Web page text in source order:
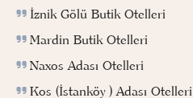
İznik Gölü Butik Otelleri
Mardin Butik Otelleri
Naxos Adası Otelleri
Kos (İstanköy ) Adası Otelleri